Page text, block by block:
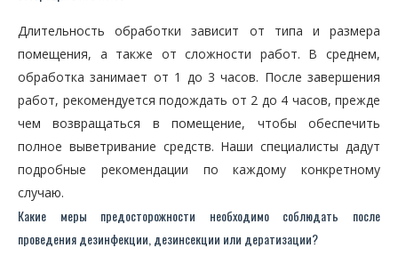
Длительность обработки зависит от типа и размера
помещения, а также от сложности работ. В среднем,
обработка занимает от 1 до 3 часов. После завершения
работ, рекомендуется подождать от 2 до 4 часов, прежде
чем возвращаться в помещение, чтобы обеспечить
полное выветривание средств. Наши специалисты дадут
подробные рекомендации по каждому конкретному
случаю.
Какие меры предосторожности необходимо соблюдать после
проведения дезинфекции, дезинсекции или дератизации?